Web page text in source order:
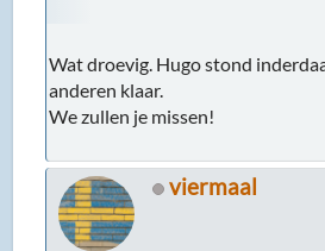
Wat droevig. Hugo stond
anderen klaar.
We zullen je missen!
viermaal